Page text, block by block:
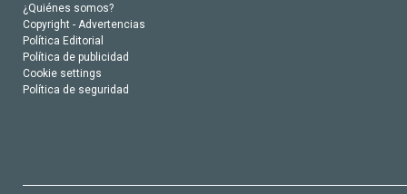
¿Quiénes somos?
Copyright - Advertencias
Política Editorial
Política de publicidad
Cookie settings
Política de seguridad